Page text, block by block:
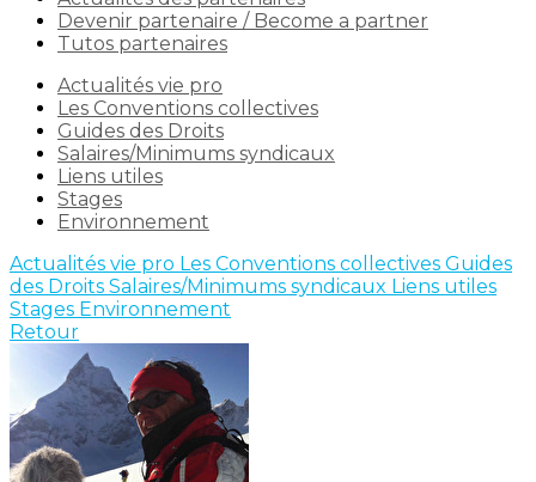
Devenir partenaire / Become a partner
Tutos partenaires
Actualités vie pro
Les Conventions collectives
Guides des Droits
Salaires/Minimums syndicaux
Liens utiles
Stages
Environnement
Actualités vie pro Les Conventions collectives Guides
des Droits Salaires/Minimums syndicaux Liens utiles
Stages Environnement
Retour